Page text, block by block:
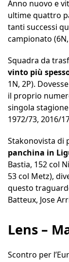
Anno nuovo e
ultime quattro
tanti successi
campionato (6N,
Squadra da
vinto più
1N, 2P).
il proprio
singola
1972/73, 2016/
Stakonovista di
panchina in
Bastia, 152 col
53 col Metz),
questo
Batteux, Jose
Lens –
Scontro per